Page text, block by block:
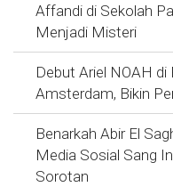
Affandi di Sekolah
Menjadi Misteri
Debut Ariel NOAH di
Amsterdam, Bikin
Benarkah Abir El
Media Sosial Sang
Sorotan